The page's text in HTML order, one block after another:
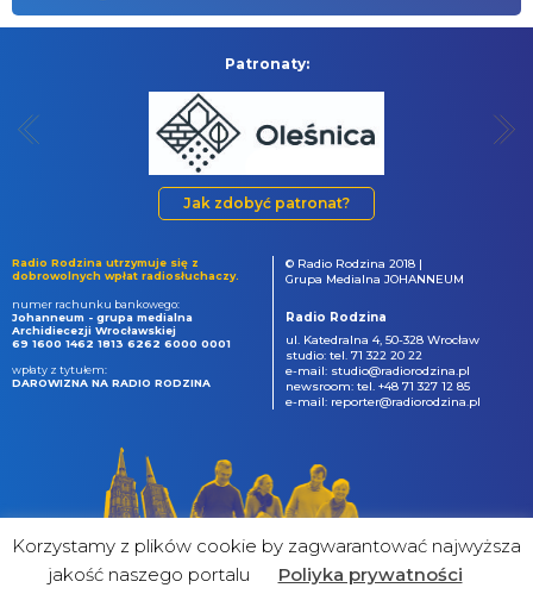
Patronaty:
Jak zdobyć patronat?
Radio Rodzina utrzymuje się z
dobrowolnych wpłat radiosłuchaczy.
numer rachunku bankowego:
Johanneum - grupa medialna
Archidiecezji Wrocławskiej
69 1600 1462 1813 6262 6000 0001
wpłaty z tytułem:
DAROWIZNA NA RADIO RODZINA
© Radio Rodzina 2018 |
Grupa Medialna JOHANNEUM
Radio Rodzina
ul. Katedralna 4, 50-328 Wrocław
studio: tel. 71 322 20 22
e-mail: studio@radiorodzina.pl
newsroom: tel. +48 71 327 12 85
e-mail: reporter@radiorodzina.pl
Korzystamy z plików cookie by zagwarantować najwyższa
jakość naszego portalu
Poliyka prywatności